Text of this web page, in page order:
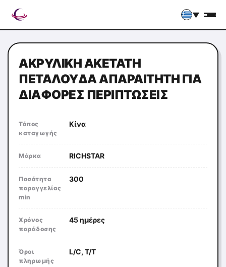
▼
ΑΚΡΥΛΙΚΉ ΑΚΕΤΆΤΗ
ΠΕΤΑΛΟΎΔΑ ΑΠΑΡΑΊΤΗΤΗ ΓΙΑ
ΔΙΆΦΟΡΕΣ ΠΕΡΙΠΤΏΣΕΙΣ
Τόπος
καταγωγής
Κίνα
Μάρκα RICHSTAR
Ποσότητα
παραγγελίας
min
300
Χρόνος
παράδοσης
45 ημέρες
Όροι
πληρωμής
L/C, T/T